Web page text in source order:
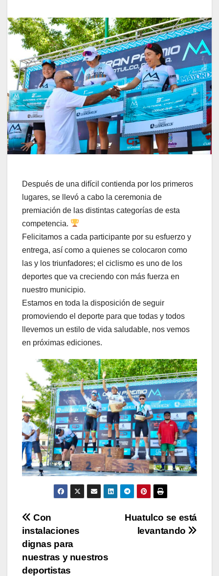
Después de una difícil contienda por los primeros
lugares, se llevó a cabo la ceremonia de
premiación de las distintas categorías de esta
competencia.
Felicitamos a cada participante por su esfuerzo y
entrega, así como a quienes se colocaron como
las y los triunfadores; el ciclismo es uno de los
deportes que va creciendo con más fuerza en
nuestro municipio.
Estamos en toda la disposición de seguir
promoviendo el deporte para que todas y todos
llevemos un estilo de vida saludable, nos vemos
en próximas ediciones.
Navegación
de
entradas
Huatulco se está
levantando
Con
instalaciones
dignas para
nuestras y nuestros
deportistas